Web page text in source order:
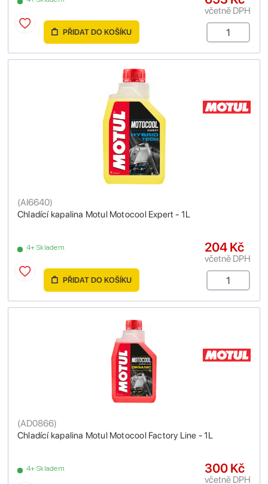
včetně DPH
PŘIDAT DO KOŠÍKU
Chladící kapalina Motul Motocool Expert - 1L
(AI6640)
4+ Skladem 204 Kč
včetně DPH
PŘIDAT DO KOŠÍKU
Chladící kapalina Motul Motocool Factory Line - 1L
(AD0866)
4+ Skladem 300 Kč
včetně DPH